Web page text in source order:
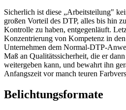
Sicherlich ist diese „Arbeitsteilung"
großen Vorteil des DTP, alles bis hin
Kontrolle zu haben, entgegenläuft.
Konzentrierung von Kompetenz in
Unternehmen dem Normal-DTP-
Maß an Qualitätssicherheit, die er
weitergeben kann, und bewahrt ihn
Anfangszeit vor manch teuren
Belichtungsformate